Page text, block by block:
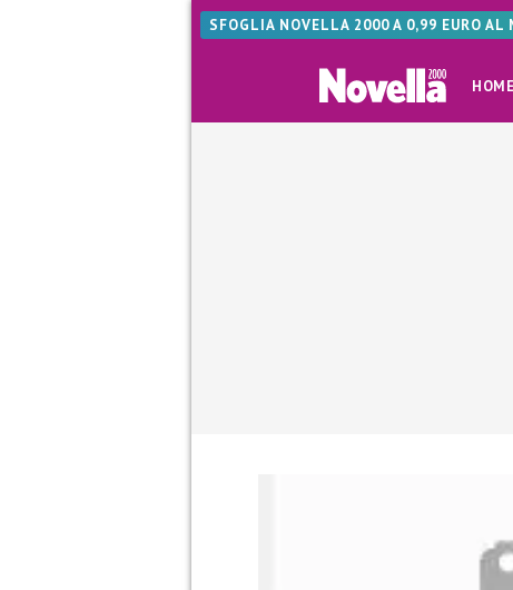
SFOGLIA NOVELLA 2000 A 0,99 EURO AL
HOME